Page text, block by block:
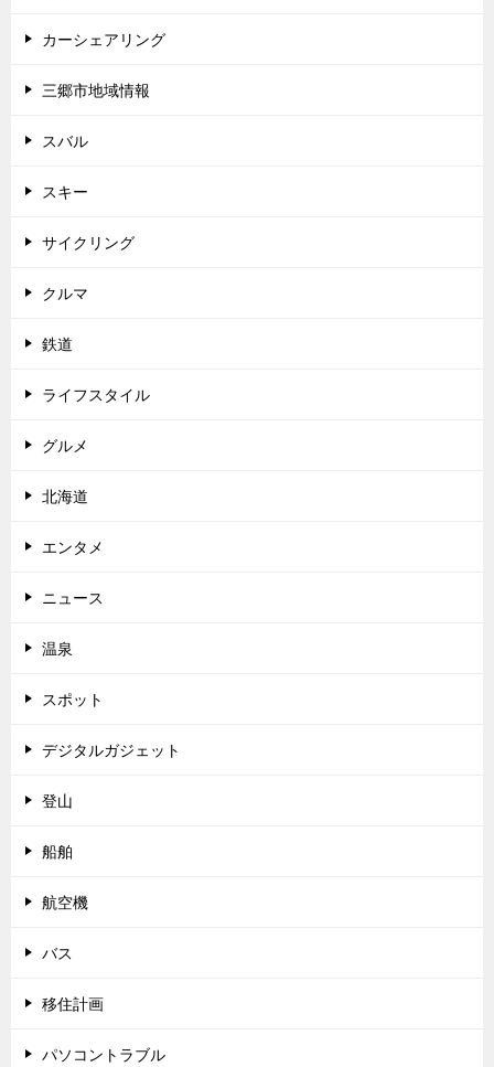
カーシェアリング
三郷市地域情報
スバル
スキー
サイクリング
クルマ
鉄道
ライフスタイル
グルメ
北海道
エンタメ
ニュース
温泉
スポット
デジタルガジェット
登山
船舶
航空機
バス
移住計画
パソコントラブル